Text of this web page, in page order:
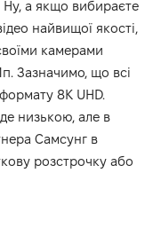
Ну, а якщо вибираєте
найвищої якості,
камерами
Зазначимо, що всі
8K UHD.
низькою, але в
Самсунг в
розстрочку або